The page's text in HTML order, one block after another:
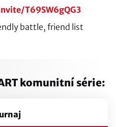
T69SW6gQG3
battle, friend list
komunitní série: